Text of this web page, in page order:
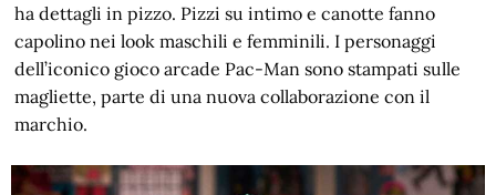
ha dettagli in pizzo. Pizzi su intimo e canotte fanno
capolino nei look maschili e femminili. I personaggi
dell’iconico gioco arcade Pac-Man sono stampati sulle
magliette, parte di una nuova collaborazione con il
marchio.